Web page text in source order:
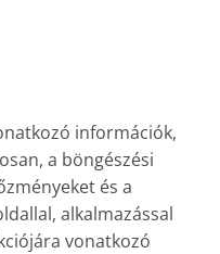
információk,
a böngészési
és a
alkalmazással
vonatkozó